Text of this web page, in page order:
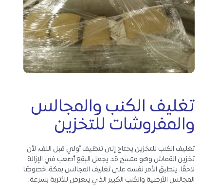
تغليف الكنب والمجالس
والمفروشات للتخزين
تغليف الكنب للتخزين يحتاج إلى تنظيف أولي قبل اللف، لأن
تخزين القماش وهو متسخ قد يجعل البقع أصعب في الإزالة
لاحقًا. ينطبق الأمر نفسه على تغليف المجالس بمكة، خصوصًا
المجالس الأرضية والكنب الكبير الذي يتعرض للأتربة بسرعة.